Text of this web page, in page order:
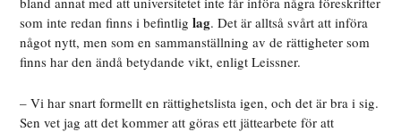
som inte redan finns i befintliglag. Det är alltså svårt att införa
något nytt, men som en sammanställning av de rättigheter som
finns har den ändå betydande vikt, enligt Leissner.
– Vi har snart formellt en rättighetslista igen, och det är bra i sig.
Sen vet jag att det kommer att göras ett jättearbete för att